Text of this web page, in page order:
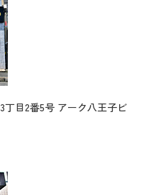
丁目2番5号 アーク八王子ビ